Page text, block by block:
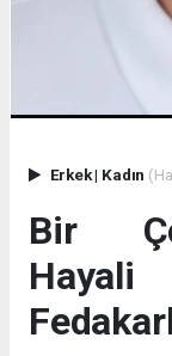
Erkek| Kadın
Bir